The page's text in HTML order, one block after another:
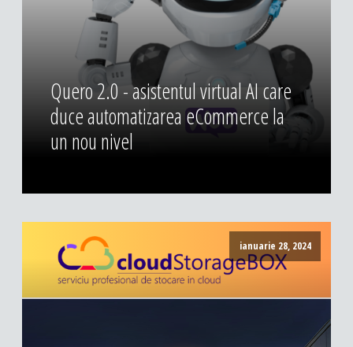
Quero 2.0 - asistentul virtual AI care
duce automatizarea eCommerce la
un nou nivel
ianuarie 28, 2024